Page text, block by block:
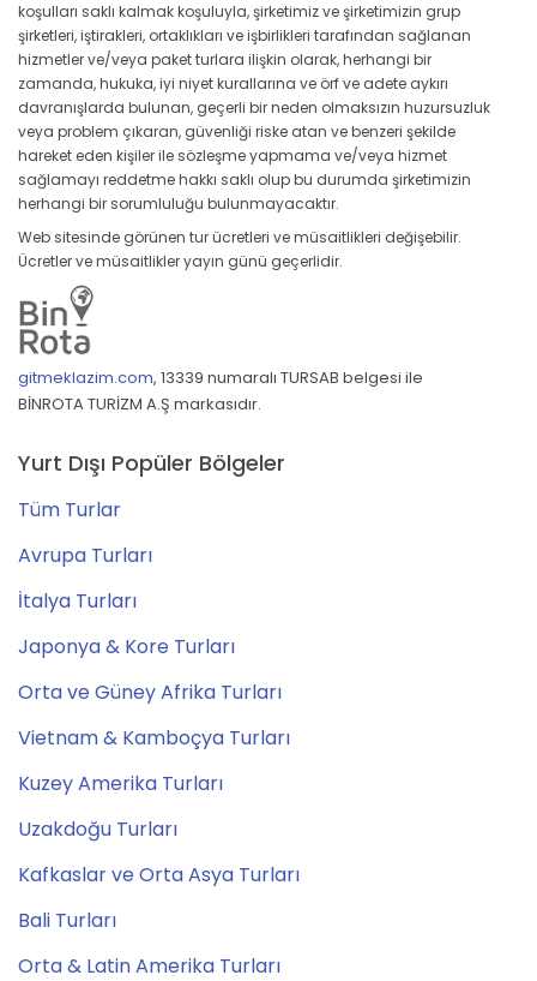
koşulları saklı kalmak koşuluyla, şirketimiz ve şirketimizin grup
şirketleri, iştirakleri, ortaklıkları ve işbirlikleri tarafından sağlanan
hizmetler ve/veya paket turlara ilişkin olarak, herhangi bir
zamanda, hukuka, iyi niyet kurallarına ve örf ve adete aykırı
davranışlarda bulunan, geçerli bir neden olmaksızın huzursuzluk
veya problem çıkaran, güvenliği riske atan ve benzeri şekilde
hareket eden kişiler ile sözleşme yapmama ve/veya hizmet
sağlamayı reddetme hakkı saklı olup bu durumda şirketimizin
herhangi bir sorumluluğu bulunmayacaktır.
Web sitesinde görünen tur ücretleri ve müsaitlikleri değişebilir.
Ücretler ve müsaitlikler yayın günü geçerlidir.
gitmeklazim.com, 13339 numaralı TURSAB belgesi ile
BİNROTA TURİZM A.Ş markasıdır.
Yurt Dışı Popüler Bölgeler
Tüm Turlar
Avrupa Turları
İtalya Turları
Japonya & Kore Turları
Orta ve Güney Afrika Turları
Vietnam & Kamboçya Turları
Kuzey Amerika Turları
Uzakdoğu Turları
Kafkaslar ve Orta Asya Turları
Bali Turları
Orta & Latin Amerika Turları